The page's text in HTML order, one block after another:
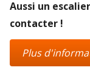
Aussi un
contacter !
Plus